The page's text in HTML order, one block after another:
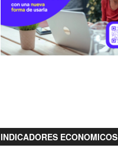
INDICADORES ECONOMICOS